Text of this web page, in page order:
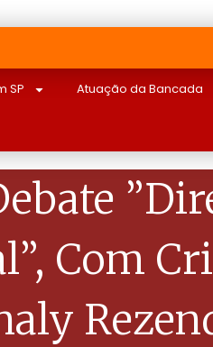
SP Atuação da Bancada
Com